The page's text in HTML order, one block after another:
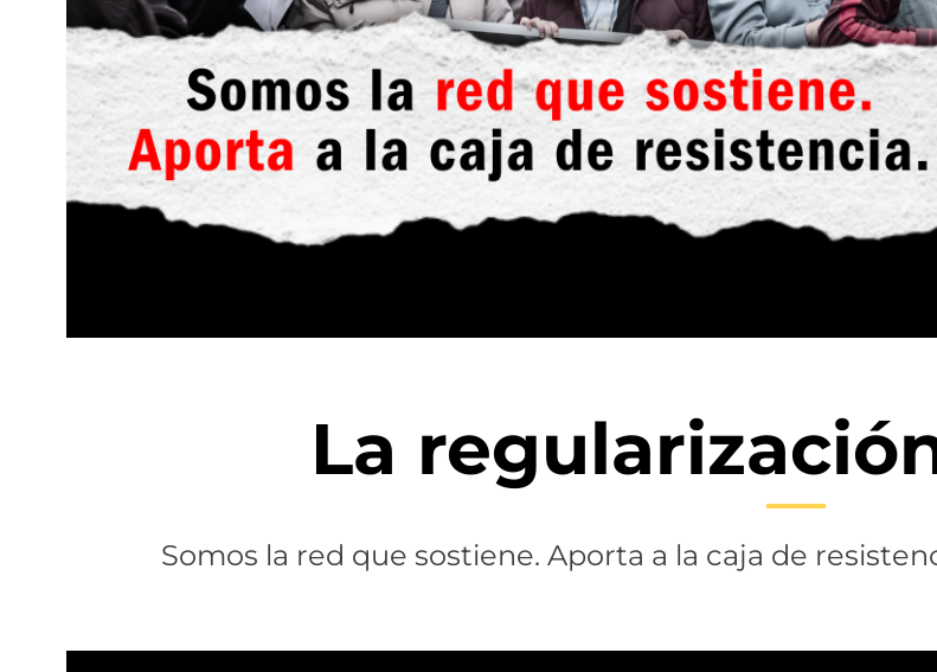
La
Somos la red que sostiene. Aporta a la caja de